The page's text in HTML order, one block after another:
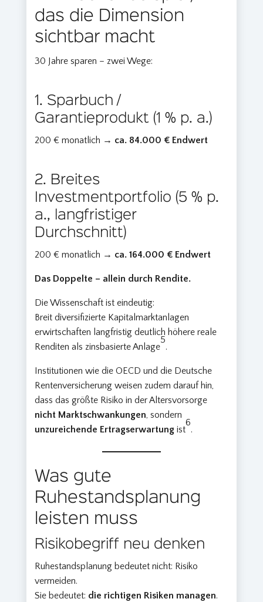
das die Dimension
sichtbar macht
30 Jahre sparen – zwei Wege:
1. Sparbuch /
Garantieprodukt (1 % p. a.)
200 € monatlich → ca. 84.000 € Endwert
2. Breites
Investmentportfolio (5 % p.
a., langfristiger
Durchschnitt)
200 € monatlich → ca. 164.000 € Endwert
Das Doppelte – allein durch Rendite.
Die Wissenschaft ist eindeutig:
Breit diversifizierte Kapitalmarktanlagen
erwirtschaften langfristig deutlich höhere reale
Renditen als zinsbasierte Anlage
5
.
Institutionen wie die OECD und die Deutsche
Rentenversicherung weisen zudem darauf hin,
dass das größte Risiko in der Altersvorsorge
nicht Marktschwankungen, sondern
unzureichende Ertragserwartung ist
6
.
Was gute
Ruhestandsplanung
leisten muss
Risikobegriff neu denken
Ruhestandsplanung bedeutet nicht: Risiko
vermeiden.
Sie bedeutet: die richtigen Risiken managen.